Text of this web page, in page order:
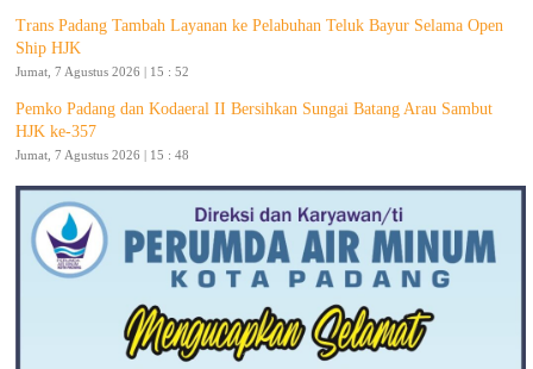
Trans Padang Tambah Layanan ke Pelabuhan Teluk Bayur Selama Open
Ship HJK
Jumat, 7 Agustus 2026 | 15 : 52
Pemko Padang dan Kodaeral II Bersihkan Sungai Batang Arau Sambut
HJK ke-357
Jumat, 7 Agustus 2026 | 15 : 48